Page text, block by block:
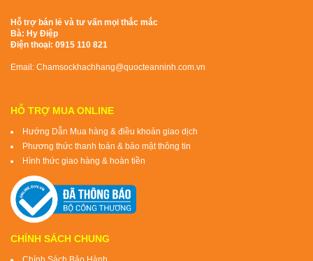
Hỗ trợ bán lẻ và tư vấn mọi thắc mắc
Bà: Hy Điệp
Điện thoại: 0915 110 821
Email: Chamsockhachhang@quocteanninh.com.vn
HỖ TRỢ MUA ONLINE
Hướng Dẫn Mua hàng & điều khoản giao dịch
Phương thức thanh toán & bảo mật thông tin
Hình thức giao hàng & hoàn tiền
CHÍNH SÁCH CHUNG